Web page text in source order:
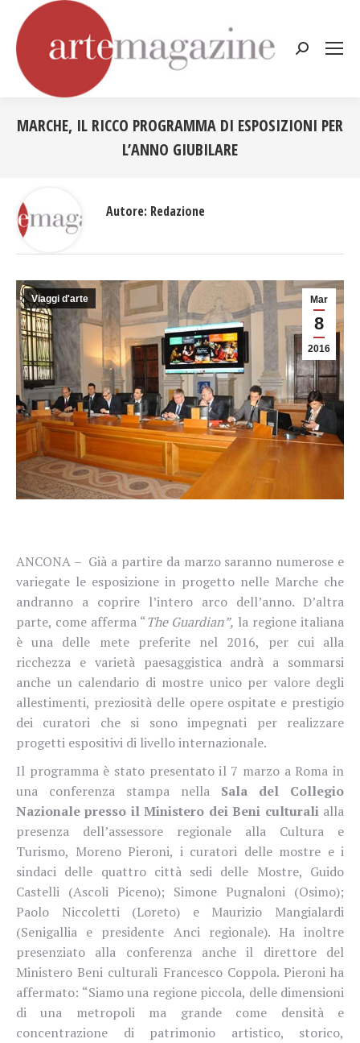
Cerca:
MARCHE, IL RICCO PROGRAMMA DI ESPOSIZIONI PER
L’ANNO GIUBILARE
Mar
8
2016
Viaggi d'arte
ANCONA – Già a partire da marzo saranno numerose e
variegate le esposizione in progetto nelle Marche che
andranno a coprire l’intero arco dell’anno. D’altra
parte, come afferma “The Guardian”, la regione italiana
è una delle mete preferite nel 2016, per cui alla
ricchezza e varietà paesaggistica andrà a sommarsi
anche un calendario di mostre unico per valore degli
allestimenti, preziosità delle opere ospitate e prestigio
dei curatori che si sono impegnati per realizzare
progetti espositivi di livello internazionale.
Il programma è stato presentato il 7 marzo a Roma in
una conferenza stampa nella Sala del Collegio
Nazionale presso il Ministero dei Beni culturalialla
presenza dell’assessore regionale alla Cultura e
Turismo, Moreno Pieroni, i curatori delle mostre e i
sindaci delle quattro città sedi delle Mostre, Guido
Castelli (Ascoli Piceno); Simone Pugnaloni (Osimo);
Paolo Niccoletti (Loreto) e Maurizio Mangialardi
(Senigallia e presidente Anci regionale). Ha inoltre
presenziato alla conferenza anche il direttore del
Ministero Beni culturali Francesco Coppola. Pieroni ha
affermato: “Siamo una regione piccola, delle dimensioni
di una metropoli ma grande come densità e
concentrazione di patrimonio artistico, storico,
Autore: Redazione